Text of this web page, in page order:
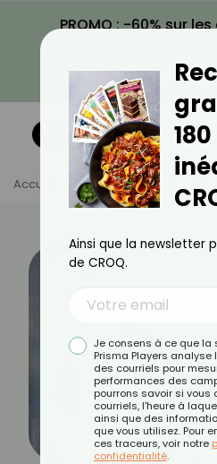
PROMO : -60% sur
VOIR LA
Accueil Actus Sport
Ainsi que la newsletter
de CROQ.
Je consens à ce que la
Prisma Players analyse
des courriels pour
performances des
pourrons savoir si vous
courriels, l'heure à
ainsi que des
que vous utilisez. Pour
ces traceurs, voir notre
confidentialité.